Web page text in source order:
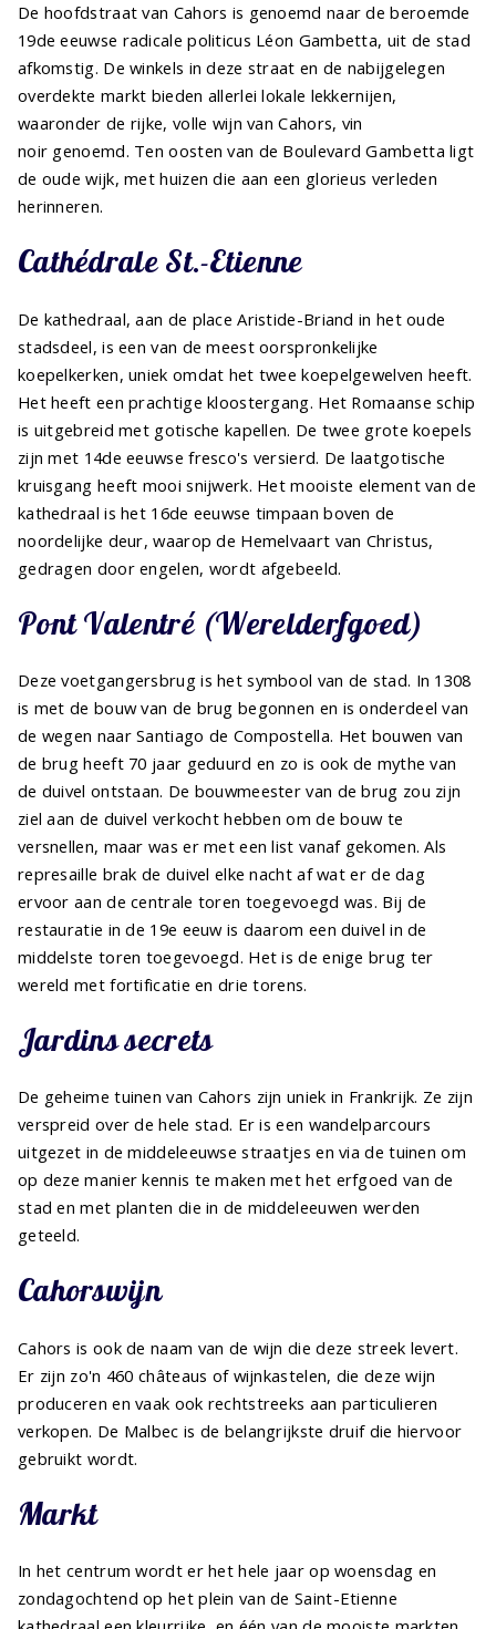
De hoofdstraat van Cahors is genoemd naar de beroemde
19de eeuwse radicale politicus Léon Gambetta, uit de stad
afkomstig. De winkels in deze straat en de nabijgelegen
overdekte markt bieden allerlei lokale lekkernijen,
waaronder de rijke, volle wijn van Cahors, vin
noir genoemd. Ten oosten van de Boulevard Gambetta ligt
de oude wijk, met huizen die aan een glorieus verleden
herinneren.
Cathédrale St.-Etienne
De kathedraal, aan de place Aristide-Briand in het oude
stadsdeel, is een van de meest oorspronkelijke
koepelkerken, uniek omdat het twee koepelgewelven heeft.
Het heeft een prachtige kloostergang. Het Romaanse schip
is uitgebreid met gotische kapellen. De twee grote koepels
zijn met 14de eeuwse fresco's versierd. De laatgotische
kruisgang heeft mooi snijwerk. Het mooiste element van de
kathedraal is het 16de eeuwse timpaan boven de
noordelijke deur, waarop de Hemelvaart van Christus,
gedragen door engelen, wordt afgebeeld.
Pont Valentré (Werelderfgoed)
Deze voetgangersbrug is het symbool van de stad. In 1308
is met de bouw van de brug begonnen en is onderdeel van
de wegen naar Santiago de Compostella. Het bouwen van
de brug heeft 70 jaar geduurd en zo is ook de mythe van
de duivel ontstaan. De bouwmeester van de brug zou zijn
ziel aan de duivel verkocht hebben om de bouw te
versnellen, maar was er met een list vanaf gekomen. Als
represaille brak de duivel elke nacht af wat er de dag
ervoor aan de centrale toren toegevoegd was. Bij de
restauratie in de 19e eeuw is daarom een duivel in de
middelste toren toegevoegd. Het is de enige brug ter
wereld met fortificatie en drie torens.
Jardins secrets
De geheime tuinen van Cahors zijn uniek in Frankrijk. Ze zijn
verspreid over de hele stad. Er is een wandelparcours
uitgezet in de middeleeuwse straatjes en via de tuinen om
op deze manier kennis te maken met het erfgoed van de
stad en met planten die in de middeleeuwen werden
geteeld.
Cahorswijn
Cahors is ook de naam van de wijn die deze streek levert.
Er zijn zo'n 460 châteaus of wijnkastelen, die deze wijn
produceren en vaak ook rechtstreeks aan particulieren
verkopen. De Malbec is de belangrijkste druif die hiervoor
gebruikt wordt.
Markt
In het centrum wordt er het hele jaar op woensdag en
zondagochtend op het plein van de Saint-Etienne